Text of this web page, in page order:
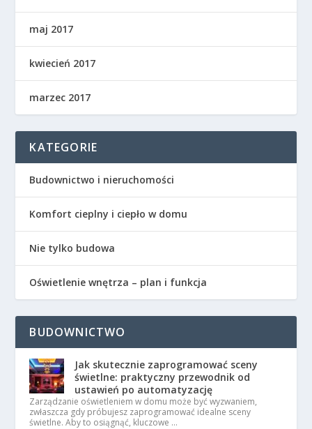
maj 2017
kwiecień 2017
marzec 2017
KATEGORIE
Budownictwo i nieruchomości
Komfort cieplny i ciepło w domu
Nie tylko budowa
Oświetlenie wnętrza – plan i funkcja
BUDOWNICTWO
Jak skutecznie zaprogramować sceny
świetlne: praktyczny przewodnik od
ustawień po automatyzację
Zarządzanie oświetleniem w domu może być wyzwaniem,
zwłaszcza gdy próbujesz zaprogramować idealne sceny
świetlne. Aby to osiągnąć, kluczowe …